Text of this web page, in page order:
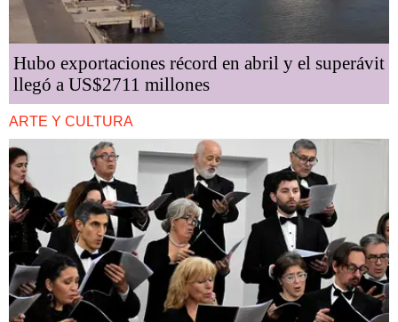
Hubo exportaciones récord en abril y el superávit
llegó a US$2711 millones
ARTE Y CULTURA